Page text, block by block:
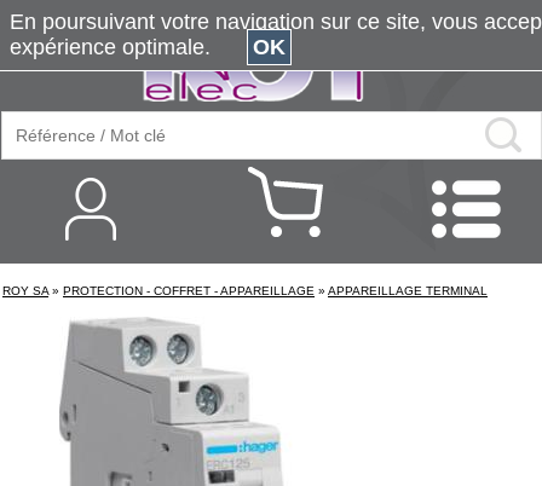
ROY SA » PROTECTION - COFFRET - APPAREILLAGE » APPAREILLAGE TERMINAL
En poursuivant votre navigation sur ce site, vous
expérience optimale.
OK